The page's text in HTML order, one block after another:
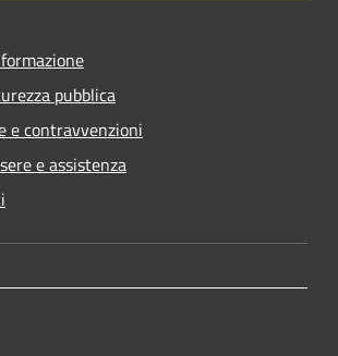
pubblica
e contravvenzioni
e assistenza